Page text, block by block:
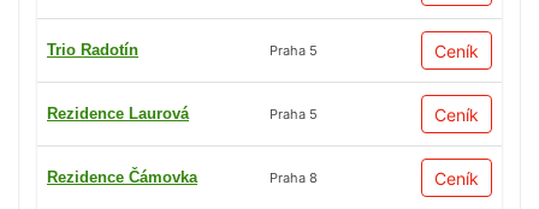
Trio Radotín Praha 5 Ceník
Rezidence Laurová Praha 5 Ceník
Rezidence Čámovka Praha 8 Ceník